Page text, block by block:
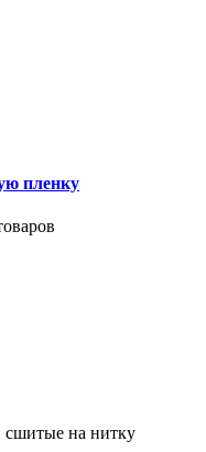
пленку
сшитые на нитку